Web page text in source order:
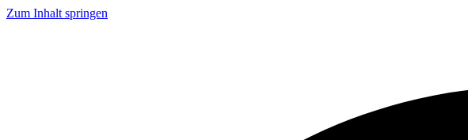
Zum Inhalt springen